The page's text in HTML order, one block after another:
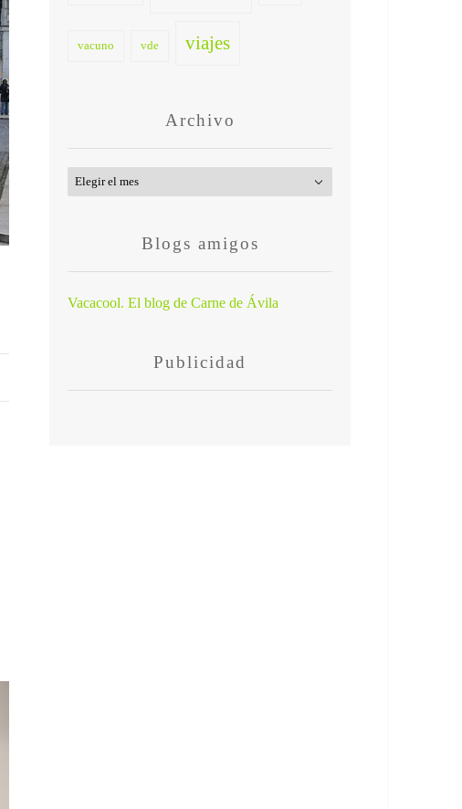
vacuno vde viajes
Archivo
Archivo
Blogs amigos
Vacacool. El blog de Carne de Ávila
Publicidad